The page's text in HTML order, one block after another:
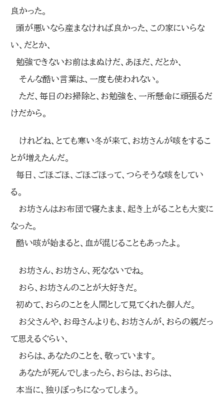
良かった。
頭が悪いなら産まなければ良かった、この家にいらな
い、だとか、
勉強できないお前はまぬけだ、あほだ、だとか、
そんな酷い言葉は、一度も使われない。
ただ、毎日のお掃除と、お勉強を、一所懸命に頑張るだ
けだから。
けれどね、とても寒い冬が来て、お坊さんが咳をするこ
とが増えたんだ。
毎日、ごほごほ、ごほごほって、つらそうな咳をしてい
る。
お坊さんはお布団で寝たまま、起き上がることも大変に
なった。
酷い咳が始まると、血が混じることもあったよ。
お坊さん、お坊さん、死なないでね。
おら、お坊さんのことが大好きだ。
初めて、おらのことを人間として見てくれた御人だ。
お父さんや、お母さんよりも、お坊さんが、おらの親だっ
て思えるぐらい、
おらは、あなたのことを、敬っています。
あなたが死んでしまったら、おらは、おらは、
本当に、独りぼっちになってしまう。